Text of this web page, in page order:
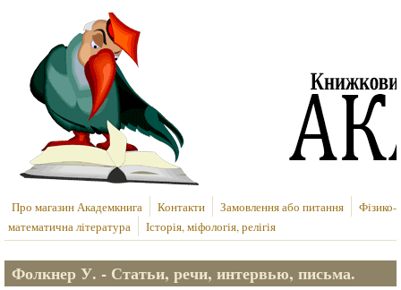
Перейти до основного вмісту
Про магазин Академкнига Контакти Замовлення або питання
Фізико-
математична література
Історія, міфологія, релігія
Фолкнер У. - Статьи, речи, интервью, письма.